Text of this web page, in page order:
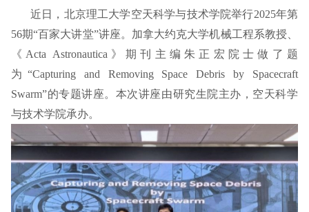
近日，北京理工大学空天科学与技术学院举行2025年第
56期“百家大讲堂”讲座。加拿大约克大学机械工程系教授、
《Acta Astronautica》期刊主编朱正宏院士做了题
为“Capturing and Removing Space Debris by Spacecraft
Swarm”的专题讲座。本次讲座由研究生院主办，空天科学
与技术学院承办。